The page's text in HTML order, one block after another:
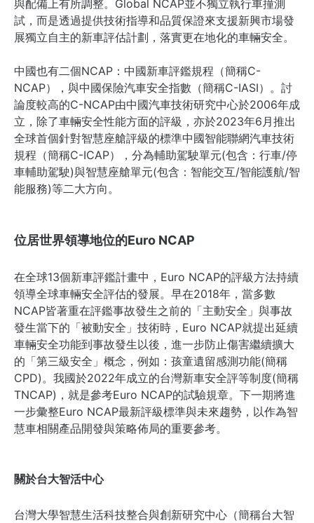
與配備上有所調整。Global NCAP並不獨立執行車撞測
試，而是透過提供技術指導和品質保證來支援新興市場發
展獨立自主的新車評估計劃，落實更在地化的車輛安全。
中國也有二個NCAP：中國新車評鑑規程（簡稱C-
NCAP），與中國保險汽車安全指數（簡稱C-IASI）。討
論度較高的C-NCAP由中國汽車技術研究中心於2006年成
立，除了車輛安全性能方面的評級，亦於2023年6月推出
全球首個針對智慧座艙評級的標準中國智能聯網汽車技術
規程（簡稱C-ICAP），分為輔助駕駛單元(包含：行車/停
車輔助駕駛)與智慧座艙單元(包含：智能交互/智能護航/智
能服務)等二大方向。
位居世界領導地位的Euro NCAP
在全球13個新車評鑑計畫中，Euro NCAP的評級方法持續
領導全球車輛安全評估的發展。早在2018年，當多數
NCAP皆著重在評鑑事故發生之前的「主動安全」與事故
發生當下的「被動安全」技術時，Euro NCAP就提出延續
車輛安全功能到事故發生以後，進一步防止傷害繼續擴大
的「第三級安全」概念，例如：孩童遺留感測功能(簡稱
CPD)。我國於2022年成立的台灣新車安全評等制度(簡稱
TNCAP)，就是參考Euro NCAP的試驗規章。下一期將進
一步彙整Euro NCAP最新評級標準與未來趨勢，以作為智
慧車相關產品開發與策略佈局的重要參考。
關於台大智活中心
台灣大學智慧生活科技整合與創新研究中心（簡稱台大智